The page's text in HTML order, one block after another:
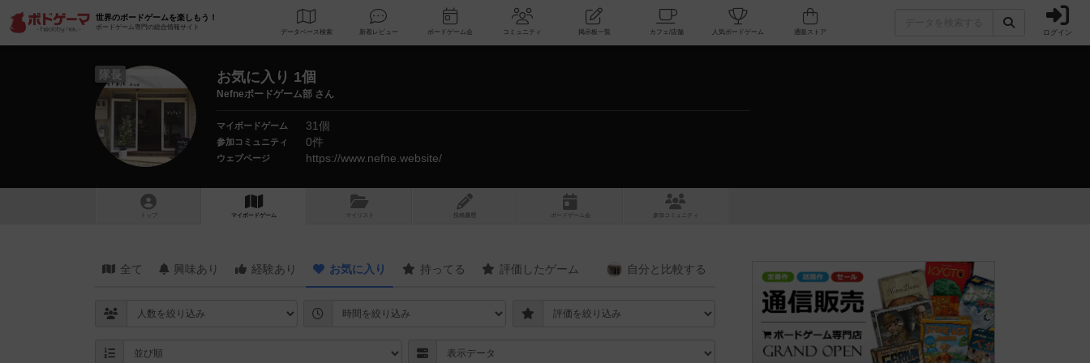
世界のボードゲームを楽しもう！
ボードゲーム専門の総合情報サイト
データベース 検索 新着レビュー ボードゲーム会 コミュニティ 掲示板一覧 カフェ/店舗 人気ボードゲーム ログイン
隊長 お気に入り 1個
Nefneボードゲーム部 さん
マイボードゲーム 31個
参加コミュニティ 0件
ウェブページ https://www.nefne.website/
トップ マイボードゲーム マイリスト 投稿履歴 ボ ドゲ ーム コミュニティ
全て 興味あり 経験あり お気に入り 持ってる 評価したゲーム 自分と 比較する